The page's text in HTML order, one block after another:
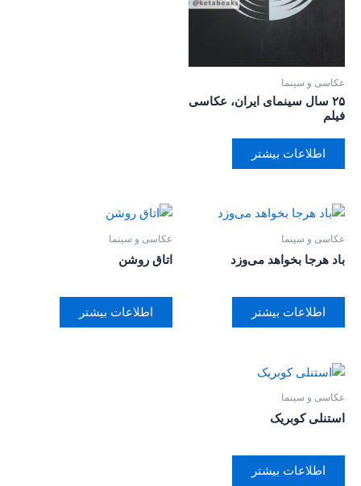
عکاسی و سینما
۲۵ سال سینمای ایران، عکاسی
فیلم
اطلاعات بیشتر
عکاسی و سینما
باد هرجا بخواهد می‌وزد
اطلاعات بیشتر
عکاسی و سینما
اتاق روشن
اطلاعات بیشتر
عکاسی و سینما
استنلی کوبریک
اطلاعات بیشتر